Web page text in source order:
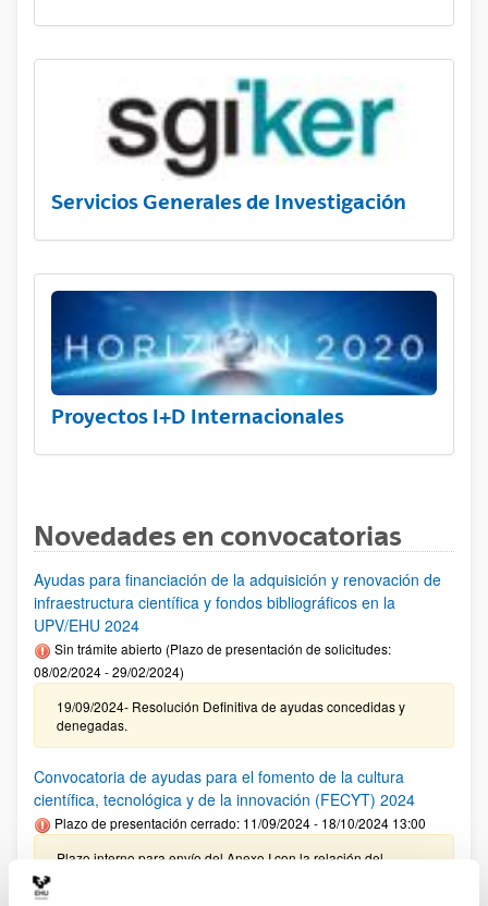
Servicios Generales de Investigación
Proyectos I+D Internacionales
Novedades en convocatorias
Ayudas para financiación de la adquisición y renovación de
infraestructura científica y fondos bibliográficos en la
UPV/EHU 2024
Sin trámite abierto (Plazo de presentación de solicitudes:
08/02/2024 - 29/02/2024)
19/09/2024- Resolución Definitiva de ayudas concedidas y
denegadas.
Convocatoria de ayudas para el fomento de la cultura
científica, tecnológica y de la innovación (FECYT) 2024
Plazo de presentación cerrado: 11/09/2024 - 18/10/2024 13:00
Plazo interno para envío del Anexo I con la relación del